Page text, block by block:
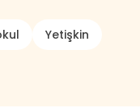
Yetişkin